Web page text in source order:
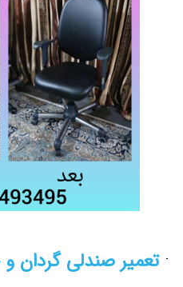
تعمیر صندلی گردان